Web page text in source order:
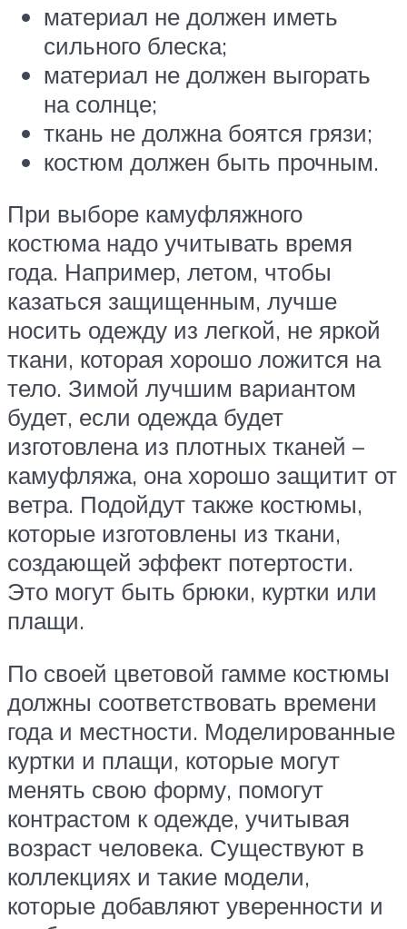
материал не должен иметь
сильного блеска;
материал не должен выгорать
на солнце;
ткань не должна боятся грязи;
костюм должен быть прочным.
При выборе камуфляжного
костюма надо учитывать время
года. Например, летом, чтобы
казаться защищенным, лучше
носить одежду из легкой, не яркой
ткани, которая хорошо ложится на
тело. Зимой лучшим вариантом
будет, если одежда будет
изготовлена из плотных тканей –
камуфляжа, она хорошо защитит от
ветра. Подойдут также костюмы,
которые изготовлены из ткани,
создающей эффект потертости.
Это могут быть брюки, куртки или
плащи.
По своей цветовой гамме костюмы
должны соответствовать времени
года и местности. Моделированные
куртки и плащи, которые могут
менять свою форму, помогут
контрастом к одежде, учитывая
возраст человека. Существуют в
коллекциях и такие модели,
которые добавляют уверенности и